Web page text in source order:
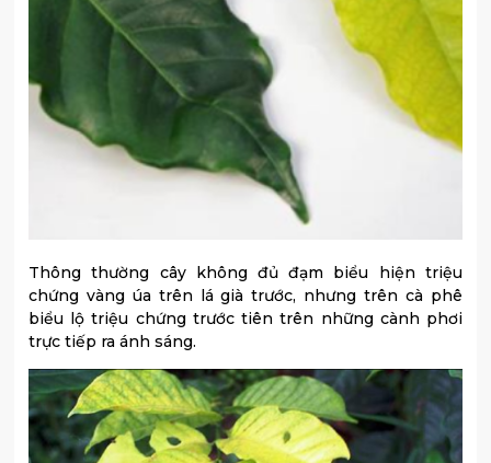
Thông thường cây không đủ đạm biểu hiện triệu
chứng vàng úa trên lá già trước, nhưng trên cà phê
biểu lộ triệu chứng trước tiên trên những cành phơi
trực tiếp ra ánh sáng.